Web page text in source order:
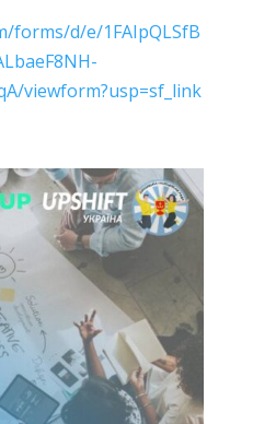
forms/d/e/1FAIpQLSfB
viewform?usp=sf_link